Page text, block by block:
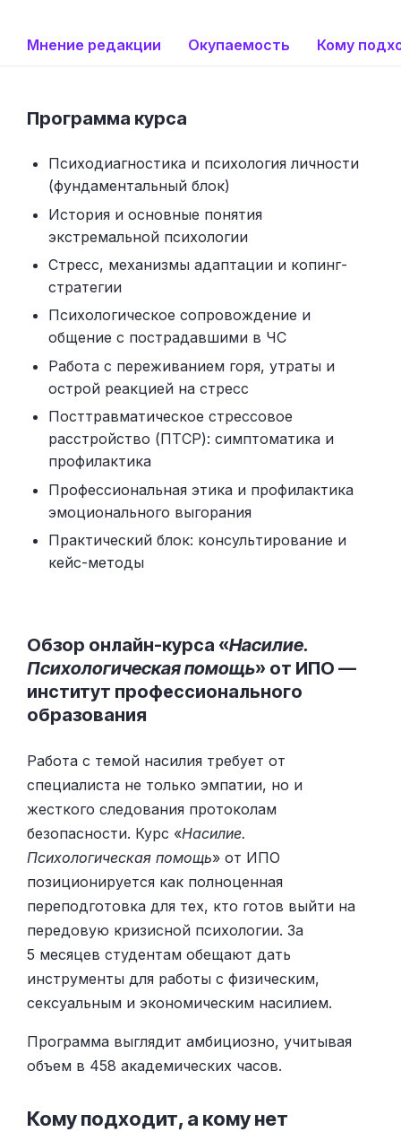
Мнение редакции Окупаемость Кому
Программа курса
Психодиагностика и психология личности
(фундаментальный блок)
История и основные понятия
экстремальной психологии
Стресс, механизмы адаптации и копинг-
стратегии
Психологическое сопровождение и
общение с пострадавшими в ЧС
Работа с переживанием горя, утраты и
острой реакцией на стресс
Посттравматическое стрессовое
расстройство (ПТСР): симптоматика и
профилактика
Профессиональная этика и профилактика
эмоционального выгорания
Практический блок: консультирование и
кейс-методы
Обзор онлайн-курса «Насилие.
Психологическая помощь» от ИПО —
институт профессионального
образования
Работа с темой насилия требует от
специалиста не только эмпатии, но и
жесткого следования протоколам
безопасности. Курс «Насилие.
Психологическая помощь» от ИПО
позиционируется как полноценная
переподготовка для тех, кто готов выйти на
передовую кризисной психологии. За
5 месяцев студентам обещают дать
инструменты для работы с физическим,
сексуальным и экономическим насилием.
Программа выглядит амбициозно, учитывая
объем в 458 академических часов.
Кому подходит, а кому нет